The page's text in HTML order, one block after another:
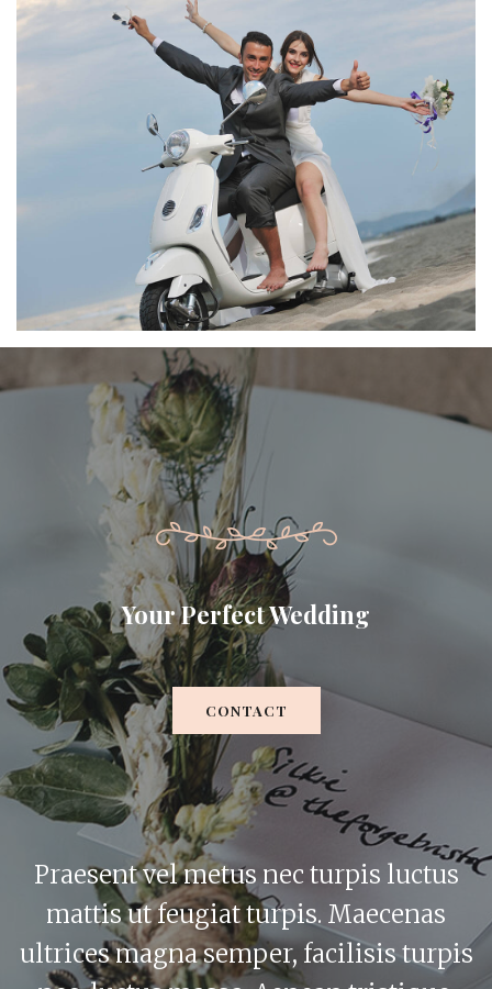
Your Perfect Wedding
CONTACT
Praesent vel metus nec turpis luctus
mattis ut feugiat turpis. Maecenas
ultrices magna semper, facilisis turpis